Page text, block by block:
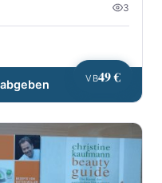
VB49 €
3